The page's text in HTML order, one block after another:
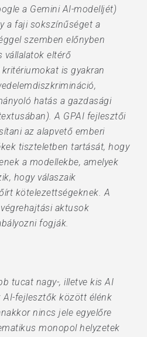
a Gemini AI-modelljét)
a faji sokszínűséget a
szemben előnyben
vállalatok eltérő
is gyakran
hatás a gazdasági
A GPAI fejlesztői
az alapvető emberi
tiszteletben tartását, hogy
a modellekbe, amelyek
hogy válaszaik
kötelezettségeknek. A
aktusok
fogják.
tucat nagy-, illetve kis AI
AI-fejlesztők között élénk
nincs jele egyelőre
monopol helyzetek